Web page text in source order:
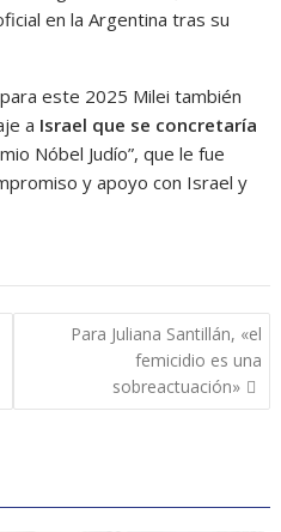
en la Argentina tras su
este 2025 Milei también
a Israel que se concretaría
Nóbel Judío”, que le fue
y apoyo con Israel y
Para Juliana Santillán, «el
femicidio es una
sobreactuación»